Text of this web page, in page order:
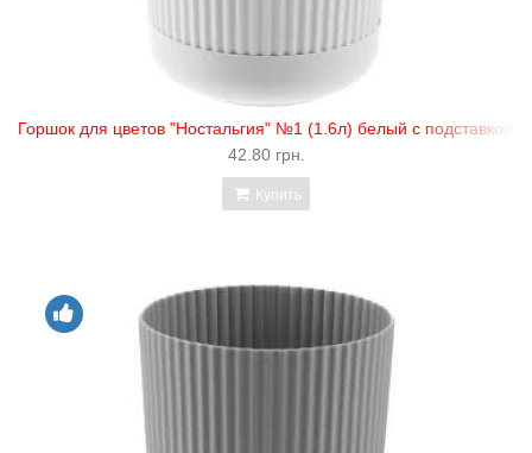
Горшок для цветов "Ностальгия" №1 (1.6л) белый с подставкой
42.80 грн.
Купить